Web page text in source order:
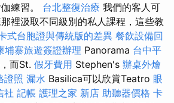
練習。 台北整復治療 我們的客人可
裡汲取不同級別的私人課程，這些教
式台胞證與傳統版的差異 餐飲設備回
埔寨旅遊簽證辦理 Panorama 台中平
而St. 假牙費用 Stephen's 辦桌外燴
證照 漏水 Basilica可以欣賞Teatro 眼
社 記帳 護理之家 新店 助聽器價格 卡